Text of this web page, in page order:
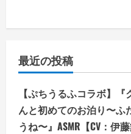
最近の投稿
【ぷちうるふコラボ】
んと初めてのお泊り〜ふ
うね〜』ASMR【CV：伊